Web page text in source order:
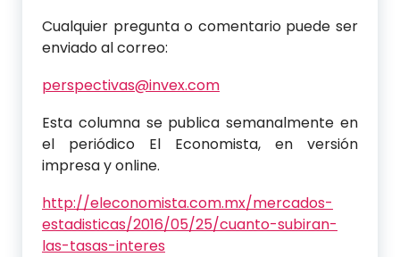
Cualquier pregunta o comentario puede ser
enviado al correo:
perspectivas@invex.com
Esta columna se publica semanalmente en
el periódico El Economista, en versión
impresa y online.
http://eleconomista.com.mx/mercados-
estadisticas/2016/05/25/cuanto-subiran-
las-tasas-interes